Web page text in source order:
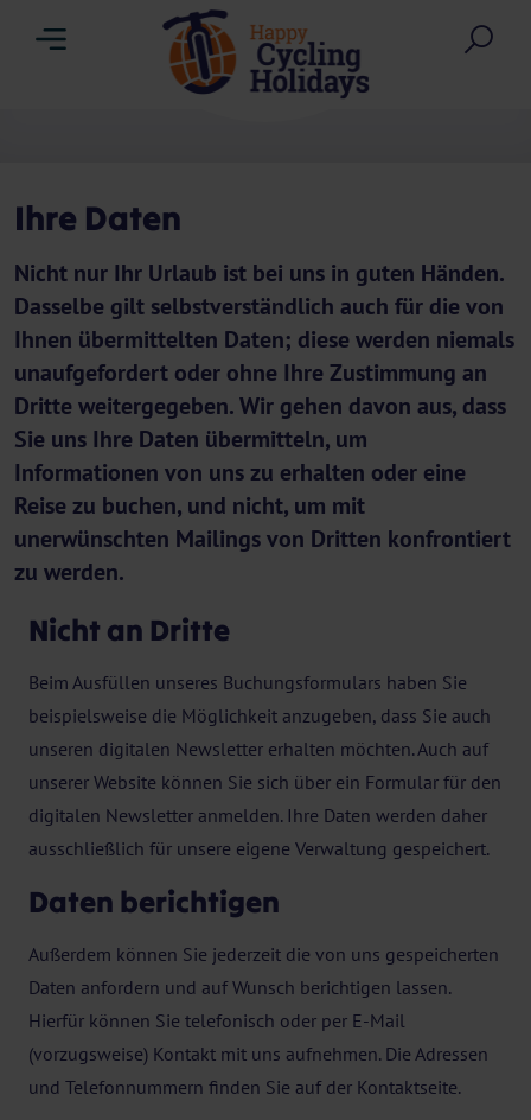
Ihre Daten
Nicht nur Ihr Urlaub ist bei uns in guten Händen.
Dasselbe gilt selbstverständlich auch für die von
Ihnen übermittelten Daten; diese werden niemals
unaufgefordert oder ohne Ihre Zustimmung an
Dritte weitergegeben. Wir gehen davon aus, dass
Sie uns Ihre Daten übermitteln, um
Informationen von uns zu erhalten oder eine
Reise zu buchen, und nicht, um mit
unerwünschten Mailings von Dritten konfrontiert
zu werden.
Nicht an Dritte
Beim Ausfüllen unseres Buchungsformulars haben Sie
beispielsweise die Möglichkeit anzugeben, dass Sie auch
unseren digitalen Newsletter erhalten möchten. Auch auf
unserer Website können Sie sich über ein Formular für den
digitalen Newsletter anmelden. Ihre Daten werden daher
ausschließlich für unsere eigene Verwaltung gespeichert.
Daten berichtigen
Außerdem können Sie jederzeit die von uns gespeicherten
Daten anfordern und auf Wunsch berichtigen lassen.
Hierfür können Sie telefonisch oder per E-Mail
(vorzugsweise) Kontakt mit uns aufnehmen. Die Adressen
und Telefonnummern finden Sie auf der Kontaktseite.